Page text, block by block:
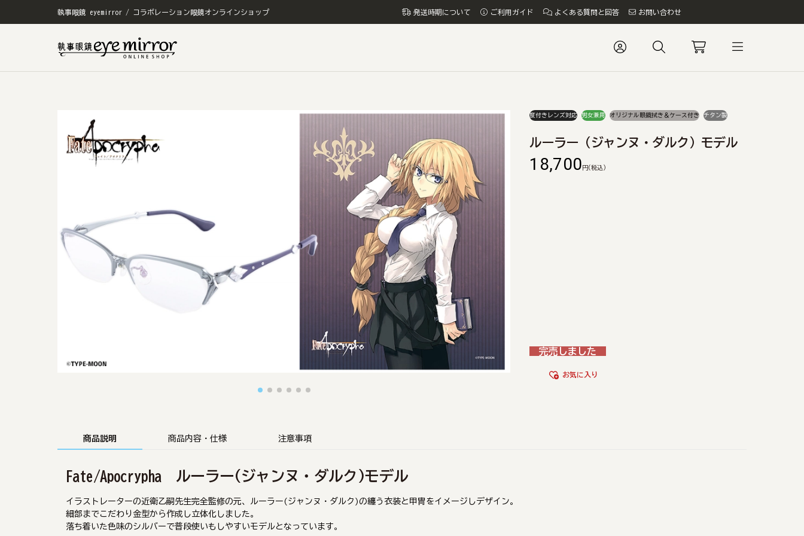
執事眼鏡 eyemirror / コラボレーション眼鏡オンラインショップ 発送時期について ご利用ガイド よくある質問と回答 お問い合わせ
度付きレンズ対応 男女兼用 オリジナル眼鏡拭き＆ケース付き チタン製
ルーラー（ジャンヌ・ダルク）モデル
18,700 円 (税込)
完売しました
お気に入り
商品説明 商品内容・仕様 注意事項
Fate/Apocrypha ルーラー(ジャンヌ・ダルク)モデル
イラストレーターの近衛乙嗣先生完全監修の元、ルーラー(ジャンヌ・ダルク)の纏う衣装と甲冑をイメージしデザイン。
細部までこだわり金型から作成し立体化しました。
落ち着いた色味のシルバーで普段使いもしやすいモデルとなっています。